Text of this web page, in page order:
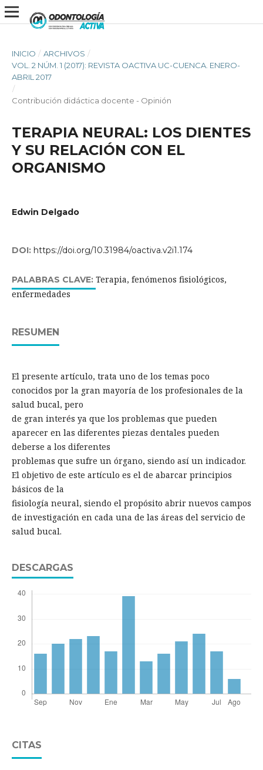
INICIO / ARCHIVOS /
VOL. 2 NÚM. 1 (2017): REVISTA OACTIVA UC-CUENCA. ENERO-
ABRIL 2017
/
Contribución didáctica docente - Opinión
TERAPIA NEURAL: LOS DIENTES
Y SU RELACIÓN CON EL
ORGANISMO
Edwin Delgado
DOI: https://doi.org/10.31984/oactiva.v2i1.174
PALABRAS CLAVE: Terapia, fenómenos fisiológicos,
enfermedades
RESUMEN
El presente artículo, trata uno de los temas poco
conocidos por la gran mayoría de los profesionales de la
salud bucal, pero
de gran interés ya que los problemas que pueden
aparecer en las diferentes piezas dentales pueden
deberse a los diferentes
problemas que sufre un órgano, siendo así un indicador.
El objetivo de este artículo es el de abarcar principios
básicos de la
fisiología neural, siendo el propósito abrir nuevos campos
de investigación en cada una de las áreas del servicio de
salud bucal.
DESCARGAS
CITAS